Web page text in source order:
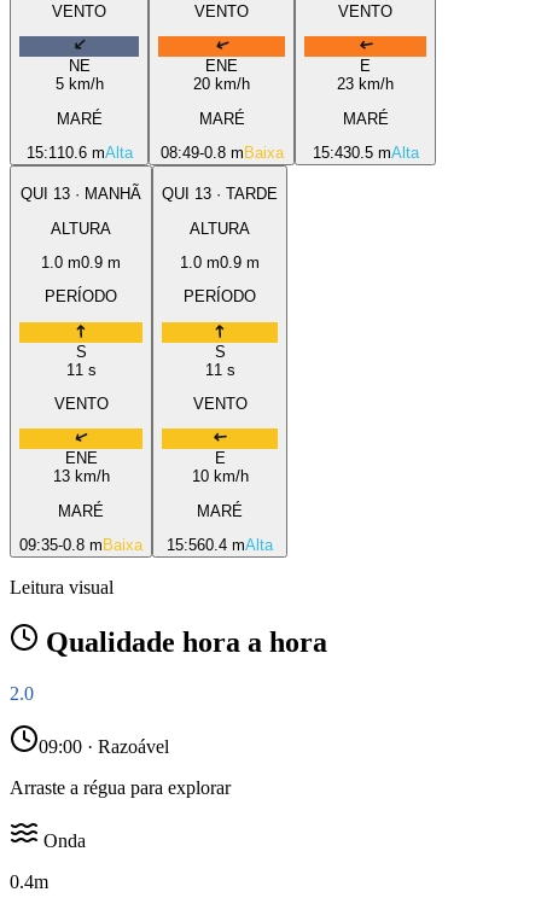
VENTO
NE
5km/h
MARÉ
15:110.6 mAlta
VENTO
ENE
20 km/h
MARÉ
08:49-0.8 m Baixa
VENTO
E
23 km/h
MARÉ
15:430.5 mAlta
QUI 13 · MANHÃ
ALTURA
1.0 m0.9 m
PERÍODO
S
11 s
VENTO
ENE
13km/h
MARÉ
09:35-0.8 m Baixa
QUI 13 · TARDE
ALTURA
1.0 m0.9 m
PERÍODO
S
11 s
VENTO
E
10km/h
MARÉ
15:560.4 mAlta
Leitura visual
Qualidade hora a hora
2.0
09:00 · Razoável
Arraste a régua para explorar
Onda
0.4m